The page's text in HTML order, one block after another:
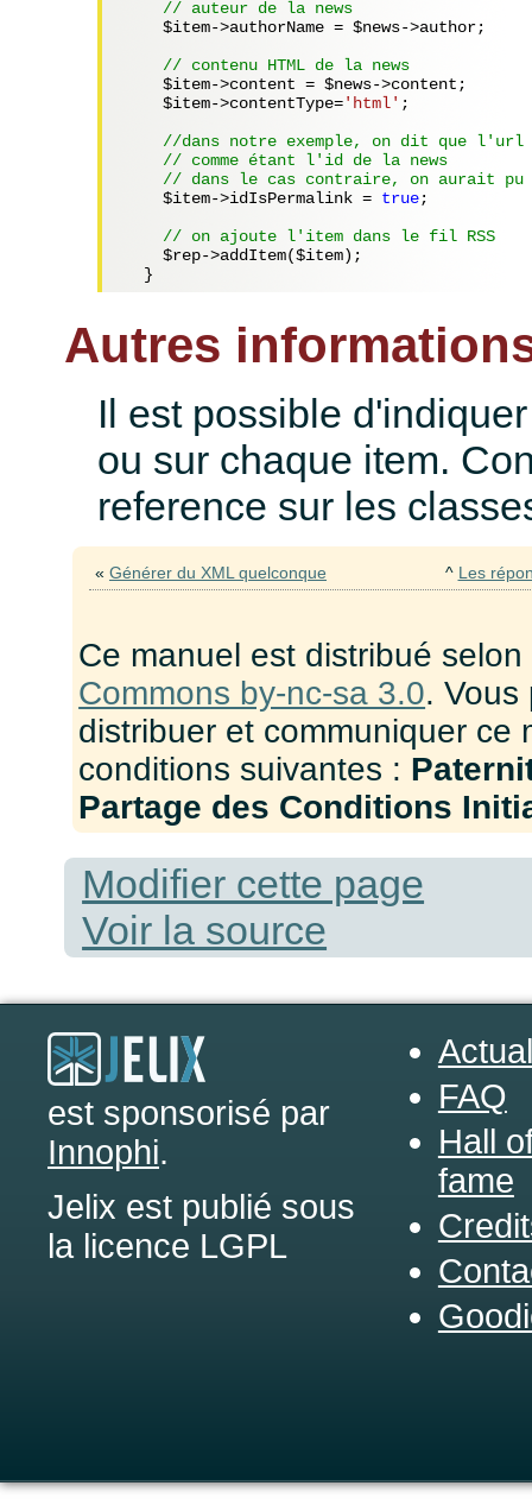
// auteur de la news
$item->authorName = $news->author;
// contenu HTML de la news
$item->content = $news->content;
$item->contentType='html' ;
//dans notre exemple, on dit que l'url
// comme étant l'id de la news
// dans le cas contraire, on aurait pu
$item->idIsPermalink = true;
// on ajoute l'item dans le fil RSS
$rep->addItem($item);
Autres
Il est possible
ou sur chaque item.
reference sur les
« Générer du XML quelconque ^ Les
Ce manuel est distribué
Commons by-nc-sa 3.0. Vous
distribuer et communiquer ce
conditions suivantes :
Partage des Conditions
Modifier cette page
Voir la source
est sponsorisé par
Innophi.
Jelix est publié sous
la licence LGPL
FAQ
Hall
fame